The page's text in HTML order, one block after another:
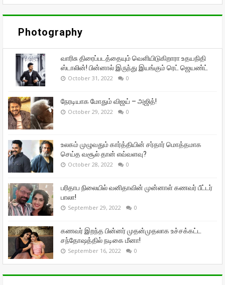
Photography
வாரிசு திரைப்படத்தையும் வெளியிடுகிறாரா உதயநிதி
ஸ்டாலின்! பின்னால் இருந்து இயங்கும் ரெட் ஜெயண்ட்
October 31, 2022 0
நேரடியாக மோதும் விஜய் – அஜித்!
October 29, 2022 0
உலகம் முழுவதும் கார்த்தியின் சர்தார் மொத்தமாக
செய்த வசூல் தான் எவ்வளவு?
October 28, 2022 0
பரிதாப நிலையில் வனிதாவின் முன்னாள் கணவர் பீட்டர்
பாலா!
September 29, 2022 0
கணவர் இறந்த பின்னர் முதன்முதலாக உச்சக்கட்ட
சந்தோஷத்தில் நடிகை மீனா!
September 16, 2022 0